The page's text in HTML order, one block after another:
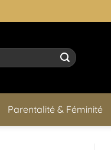
Parentalité & Féminité